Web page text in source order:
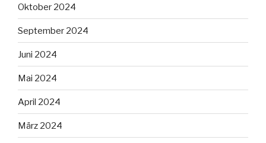
Oktober 2024
September 2024
Juni 2024
Mai 2024
April 2024
März 2024